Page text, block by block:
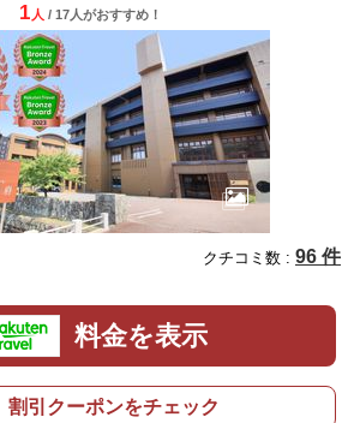
1 人 / 17人がおすすめ！
クチコミ数 : 96 件
料金を表示
割引クーポンをチェック